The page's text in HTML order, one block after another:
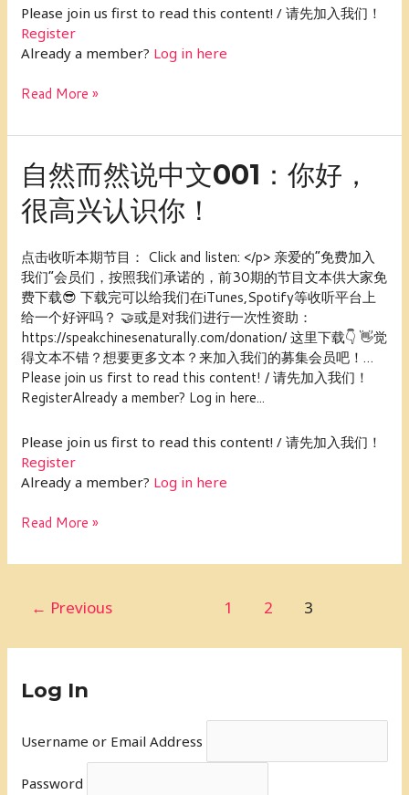
Please join us first to read this content! / 请先加入我们！
Register
Already a member? Log in here
那
些
事
Read More »
自然而然说中文001：你好，
很高兴认识你！
点击收听本期节目： Click and listen: </p> 亲爱的“免费加入
我们”会员们，按照我们承诺的，前30期的节目文本供大家免
费下载😎 下载完可以给我们在iTunes,Spotify等收听平台上
给一个好评吗？ 🤝或是对我们进行一次性资助：
https://speakchinesenaturally.com/donation/ 这里下载👇 👋觉
得文本不错？想要更多文本？来加入我们的募集会员吧！…
Please join us first to read this content! / 请先加入我们！
RegisterAlready a member? Log in here...
Please join us first to read this content! / 请先加入我们！
Register
Already a member? Log in here
自
然
而
然
说
中
文
001：
你
好，
很
高
兴
识
你！
Read More »
← Previous 1 2 3
Log In
Username or Email Address
Password